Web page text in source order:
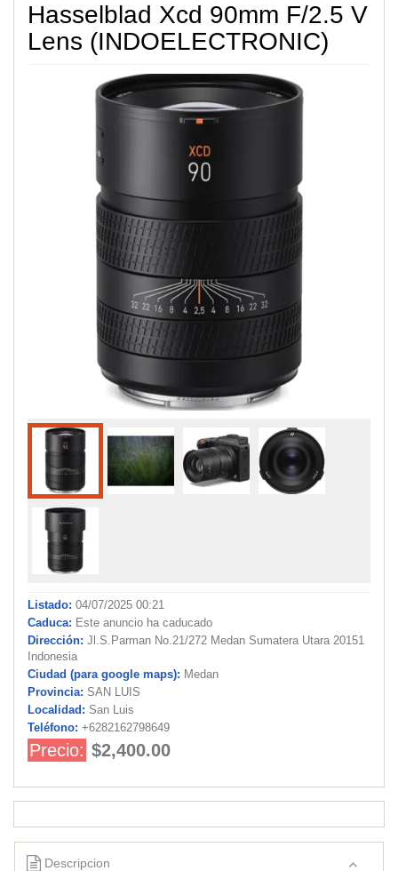
Hasselblad Xcd 90mm F/2.5 V
Lens (INDOELECTRONIC)
Listado: 04/07/2025 00:21
Caduca: Este anuncio ha caducado
Dirección: Jl.S.Parman No.21/272 Medan Sumatera Utara 20151
Indonesia
Ciudad (para google maps): Medan
Provincia: SAN LUIS
Localidad: San Luis
Teléfono: +6282162798649
Precio: $2,400.00
Descripcion